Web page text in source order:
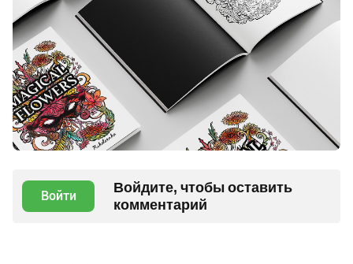
Войти
Войдите, чтобы оставить
комментарий